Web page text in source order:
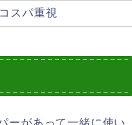
スパ重視